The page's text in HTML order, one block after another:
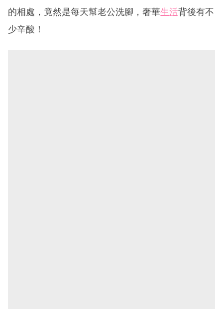
的相處，竟然是每天幫老公洗腳，奢華生活背後有不
少辛酸！